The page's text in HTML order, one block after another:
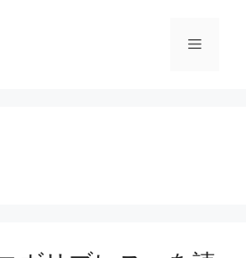
メ